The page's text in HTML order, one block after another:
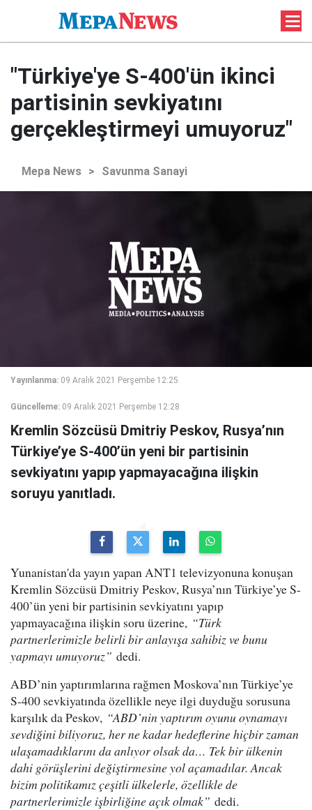
"Türkiye'ye S-400'ün ikinci
partisinin sevkiyatını
gerçekleştirmeyi umuyoruz"
Mepa News > Savunma Sanayi
Yayınlanma: 09 Aralık 2021 Perşembe 12:25
Güncelleme: 09 Aralık 2021 Perşembe 12:28
Kremlin Sözcüsü Dmitriy Peskov, Rusya’nın
Türkiye’ye S-400’ün yeni bir partisinin
sevkiyatını yapıp yapmayacağına ilişkin
soruyu yanıtladı.
Yunanistan'da yayın yapan ANT1 televizyonuna konuşan
Kremlin Sözcüsü Dmitriy Peskov, Rusya’nın Türkiye’ye S-
400’ün yeni bir partisinin sevkiyatını yapıp
yapmayacağına ilişkin soru üzerine, “Türk
partnerlerimizle belirli bir anlayışa sahibiz ve bunu
yapmayı umuyoruz” dedi.
ABD’nin yaptırımlarına rağmen Moskova’nın Türkiye’ye
S-400 sevkiyatında özellikle neye ilgi duyduğu sorusuna
karşılık da Peskov, “ABD’nin yaptırım oyunu oynamayı
sevdiğini biliyoruz, her ne kadar hedeflerine hiçbir zaman
ulaşamadıklarını da anlıyor olsak da… Tek bir ülkenin
dahi görüşlerini değiştirmesine yol açamadılar. Ancak
bizim politikamız çeşitli ülkelerle, özellikle de
partnerlerimizle işbirliğine açık olmak” dedi.